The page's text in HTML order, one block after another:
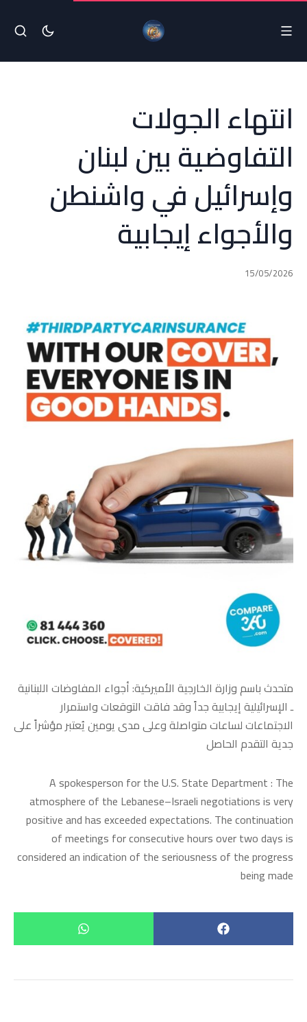
انتهاء الجولات
التفاوضية بين لبنان
وإسرائيل في واشنطن
والأجواء إيجابية
15/05/2026
متحدث باسم وزارة الخارجية الأميركية: أجواء المفاوضات اللبنانية
ـ الإسرائيلية إيجابية جداً وقد فاقت التوقعات واستمرار
الاجتماعات لساعات متواصلة وعلى مدى يومين يُعتبر مؤشراً على
جدية التقدم الحاصل
A spokesperson for the U.S. State Department : The
atmosphere of the Lebanese–Israeli negotiations is very
positive and has exceeded expectations. The continuation
of meetings for consecutive hours over two days is
considered an indication of the seriousness of the progress
being made